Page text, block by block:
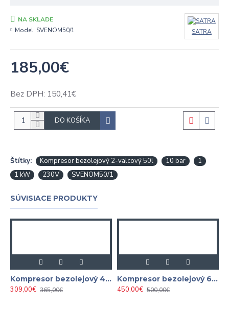
185,00€
Bez DPH: 150,41€
NA SKLADE
Model: SVENOM50/1 SATRA
DO KOŠÍKA
Štítky: Kompresor bezolejový 2-valcový 50l 10 bar
1
1 kW
230V SVENOM50/1
SÚVISIACE PRODUKTY
Kompresor bezolejový 4-valcový 50l, 10 bar, 2,2kW, 230V
309,00€ 365,00€
Kompresor bezolejový 6-valcový 100l, 10 bar, 3,4kW, 230V
450,00€ 500,00€